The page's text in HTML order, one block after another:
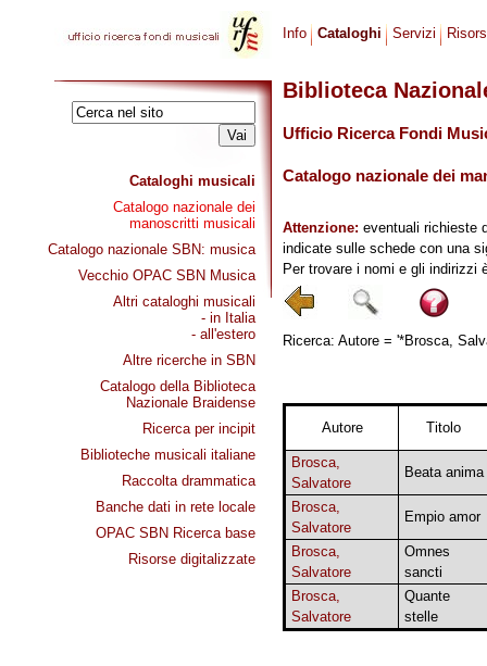
Cataloghi musicali
Catalogo nazionale dei
manoscritti musicali
Catalogo nazionale SBN: musica
Vecchio OPAC SBN Musica
Altri cataloghi musicali
- in Italia
- all'estero
Altre ricerche in SBN
Catalogo della Biblioteca
Nazionale Braidense
Ricerca per incipit
Biblioteche musicali italiane
Raccolta drammatica
Banche dati in rete locale
OPAC SBN Ricerca base
Risorse digitalizzate
Info Cataloghi Servizi
Biblioteca
Ufficio Ricerca Fondi
Catalogo nazionale dei
Attenzione: eventuali richieste
indicate sulle schede con una
Per trovare i nomi e gli indirizzi
Ricerca: Autore = '*Brosca,
Autore Titolo
Brosca,
Salvatore
Beata anima
Brosca,
Salvatore
Empio amor
Brosca,
Salvatore
Omnes
sancti
Brosca,
Salvatore
Quante
stelle